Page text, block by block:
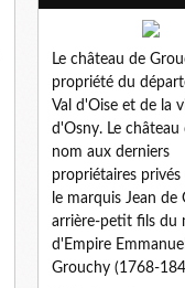
Le château de
propriété du
Val d'Oise et de la
d'Osny. Le château
nom aux derniers
propriétaires privés
le marquis Jean de
arrière-petit fils du
d'Empire
Grouchy (1768-